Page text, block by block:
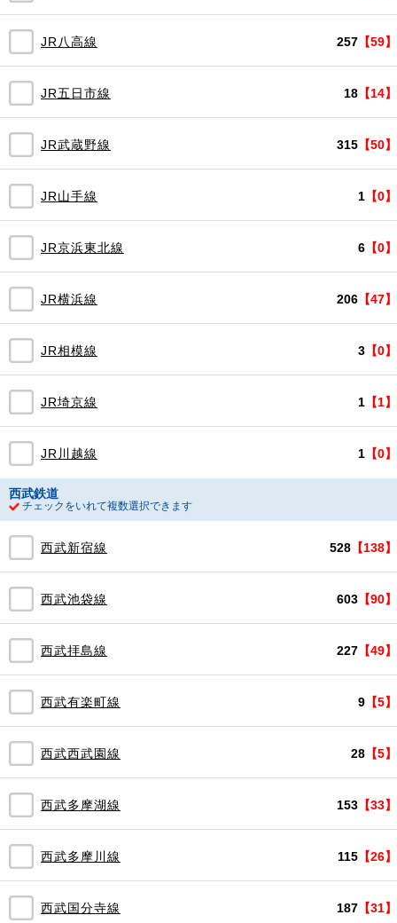
JR八高線 【59】
257
JR五日市線 【14】
18
JR武蔵野線 【50】
315
JR山手線 【0】
1
JR京浜東北線 【0】
6
JR横浜線 【47】
206
JR相模線 【0】
3
JR埼京線 【1】
1
JR川越線 【0】
1
西武鉄道
チェックをいれて複数選択できます
西武新宿線 【138】
528
西武池袋線 【90】
603
西武拝島線 【49】
227
西武有楽町線 【5】
9
西武西武園線 【5】
28
西武多摩湖線 【33】
153
西武多摩川線 【26】
115
西武国分寺線 【31】
187